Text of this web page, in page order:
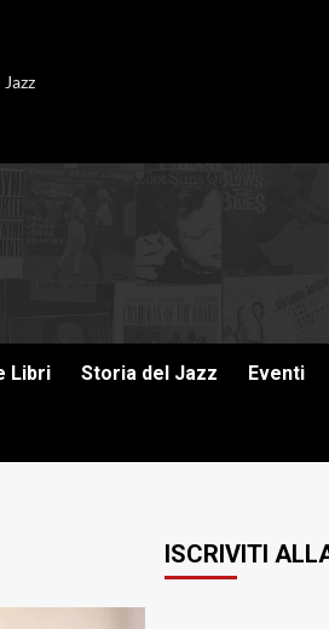
Libri Storia del Jazz Eventi
ISCRIVITI